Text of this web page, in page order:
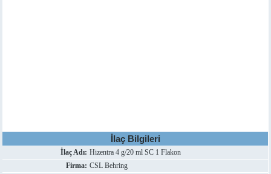
İlaç Bilgileri
İlaç Adı: Hizentra 4 g/20 ml SC 1 Flakon
Firma: CSL Behring